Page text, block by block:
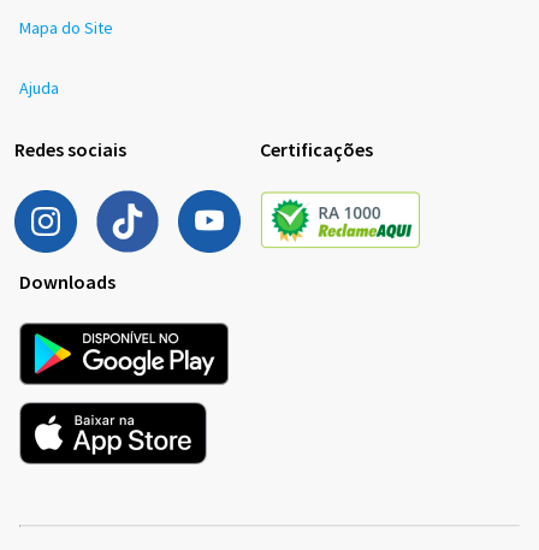
Mapa do Site
Ajuda
Redes sociais Certificações
Downloads